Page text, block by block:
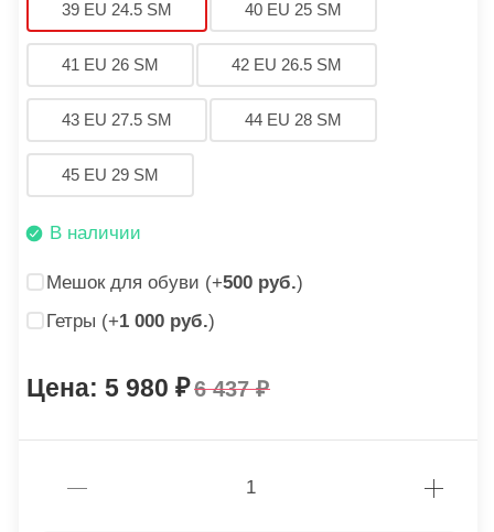
39 EU 24.5 SM 40 EU 25 SM
41 EU 26 SM 42 EU 26.5 SM
43 EU 27.5 SM 44 EU 28 SM
45 EU 29 SM
В наличии
Мешок для обуви (+500 руб.)
Гетры (+1 000 руб.)
5 980 6 437